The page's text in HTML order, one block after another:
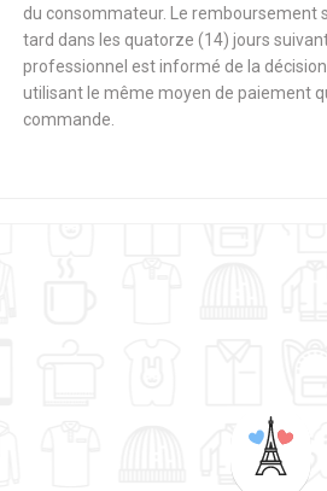
du consommateur. Le remboursement
tard dans les quatorze (14) jours
professionnel est informé de la
utilisant le même moyen de paiement
commande.